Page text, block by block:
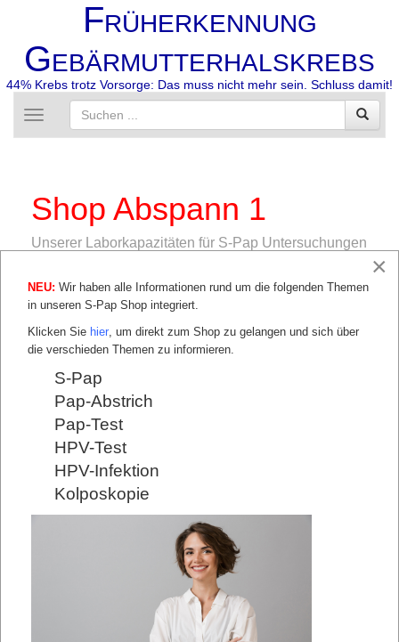
FRÜHERKENNUNG
GEBÄRMUTTERHALSKREBS
44% Krebs trotz Vorsorge: Das muss nicht mehr sein. Schluss damit!
Toggle
navigation
Shop Abspann 1
Unserer Laborkapazitäten für S-Pap Untersuchungen
Momentan sind 345 Vials
bestellbar.
Aktuelle Verwendbarkeit des S-Pap Vial: Bis
19.10.2020
SHOP ABSPANN
Shop Abspann 1
Shop Abspann 2
Shop Abspann 3
Shop Abspann 4
×
NEU: Wir haben alle Informationen rund um die folgenden Themen
in unseren S-Pap Shop integriert.
Klicken Sie hier , um direkt zum Shop zu gelangen und sich über
die verschieden Themen zu informieren.
S-Pap
Pap-Abstrich
Pap-Test
HPV-Test
HPV-Infektion
Kolposkopie